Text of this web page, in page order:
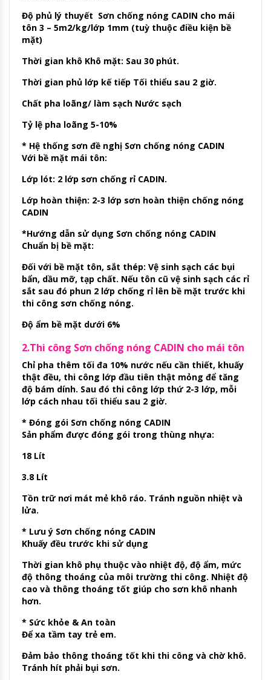
Độ phủ lý thuyết Sơn chống nóng CADIN cho mái
tôn 3 – 5m2/kg/lớp 1mm (tuỳ thuộc điều kiện bề
mặt)
Thời gian khô Khô mặt: Sau 30 phút.
Thời gian phủ lớp kế tiếp Tối thiểu sau 2 giờ.
Chất pha loãng/ làm sạch Nước sạch
Tỷ lệ pha loãng 5-10%
* Hệ thống sơn đề nghị Sơn chống nóng CADIN
Với bề mặt mái tôn:
Lớp lót: 2 lớp sơn chống rỉ CADIN.
Lớp hoàn thiện: 2-3 lớp sơn hoàn thiện chống nóng
CADIN
*Hướng dẫn sử dụng Sơn chống nóng CADIN
Chuẩn bị bề mặt:
Đối với bề mặt tôn, sắt thép: Vệ sinh sạch các bụi
bẩn, dầu mỡ, tạp chất. Nếu tôn cũ vệ sinh sạch các rỉ
sắt sau đó phun 2 lớp chống rỉ lên bề mặt trước khi
thi công sơn chống nóng.
Độ ẩm bề mặt dưới 6%
2.Thi công Sơn chống nóng CADIN cho mái tôn
Chỉ pha thêm tối đa 10% nước nếu cần thiết, khuấy
thật đều, thi công lớp đầu tiên thật mỏng để tăng
độ bám dính. Sau đó thi công lớp thứ 2-3 lớp, mỗi
lớp cách nhau tối thiểu sau 2 giờ.
* Đóng gói Sơn chống nóng CADIN
Sản phẩm được đóng gói trong thùng nhựa:
18 Lít
3.8 Lít
Tồn trữ nơi mát mẻ khô ráo. Tránh nguồn nhiệt và
lửa.
* Lưu ý Sơn chống nóng CADIN
Khuấy đều trước khi sử dụng
Thời gian khô phụ thuộc vào nhiệt độ, độ ẩm, mức
độ thông thoáng của môi trường thi công. Nhiệt độ
cao và thông thoáng tốt giúp cho sơn khô nhanh
hơn.
* Sức khỏe & An toàn
Để xa tầm tay trẻ em.
Đảm bảo thông thoáng tốt khi thi công và chờ khô.
Tránh hít phải bụi sơn.